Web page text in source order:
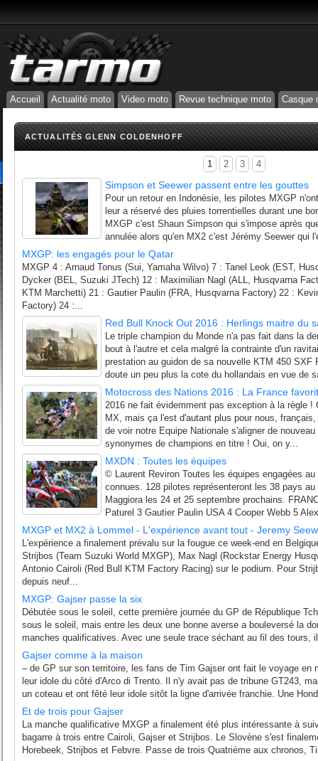
Accueil Actualité moto Video moto Revue technique moto Casque
ACTUALITÉS GLENN COLDENHOFF
1 2 3 4
Simpson et Seewer passent entre les gouttes
Pour un retour en Indonésie, les pilotes MXGP
leur a réservé des pluies torrentielles durant une
MXGP c'est Shaun Simpson qui s'impose après
annulée alors qu'en MX2 c'est Jérémy Seewer qui
MXGP: les engagés pour le Qatar
MXGP 4 : Arnaud Tonus (Sui, Yamaha Wilvo) 7 : Tanel Leok (EST,
Dycker (BEL, Suzuki JTech) 12 : Maximilian Nagl (ALL, Husqvarna
KTM Marchetti) 21 : Gautier Paulin (FRA, Husqvarna Factory) 22 :
Factory) 24 :...
Red Bull Knock Out 2016 : Herlings maitre du
Le triple champion du Monde n'a pas fait dans la
bout à l'autre et cela malgré la contrainte d'un
prestation au guidon de sa nouvelle KTM 450 SXF
doute un peu plus la cote du hollandais en vue de
Motocross des Nations 2016 : La France
2016 ne fait évidemment pas exception à la règle
MX, mais ça l'est d'autant plus pour nous,
de voir notre Equipe Nationale s'aligner de
synonymes de champions en titre ! Oui, on y...
MXDN : Toutes les équipes
© Laurent Reviron Toutes les équipes engagées
connues. 128 pilotes représenteront les 38 pays
Maggiora les 24 et 25 septembre prochains.
Paturel 3 Gautier Paulin USA 4 Cooper Webb 5
MXGP et MX2 à Lommel - L'expérience avant tout - Jeremy
L'expérience a finalement prévalu sur la fougue ce week-end en
Strijbos (Team Suzuki World MXGP), Max Nagl (Rockstar Energy
Antonio Cairoli (Red Bull KTM Factory Racing) sur le podium. Pour
depuis neuf...
MXGP: Gajser passe la six
Débutée sous le soleil, cette première journée du GP de République
sous le soleil, mais entre les deux une bonne averse a bouleversé la
manches qualificatives. Avec une seule trace séchant au fil des tours,
Gajser comme à la maison
– de GP sur son territoire, les fans de Tim Gajser ont fait le voyage en
leur idole du côté d'Arco di Trento. Il n'y avait pas de tribune GT243,
un coteau et ont fêté leur idole sitôt la ligne d'arrivée franchie. Une
Et de trois pour Gajser
La manche qualificative MXGP a finalement été plus intéressante à
bagarre à trois entre Cairoli, Gajser et Strijbos. Le Slovène s'est
Horebeek, Strijbos et Febvre. Passe de trois Quatrième aux chronos,